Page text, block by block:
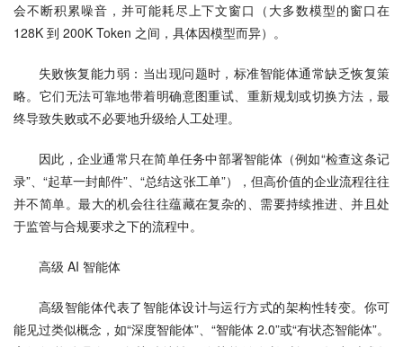
会不断积累噪音，并可能耗尽上下文窗口（大多数模型的窗口在
128K 到 200K Token 之间，具体因模型而异）。
失败恢复能力弱：当出现问题时，标准智能体通常缺乏恢复策
略。它们无法可靠地带着明确意图重试、重新规划或切换方法，最
终导致失败或不必要地升级给人工处理。
因此，企业通常只在简单任务中部署智能体（例如“检查这条记
录”、“起草一封邮件”、“总结这张工单”），但高价值的企业流程往往
并不简单。最大的机会往往蕴藏在复杂的、需要持续推进、并且处
于监管与合规要求之下的流程中。
高级 AI 智能体
高级智能体代表了智能体设计与运行方式的架构性转变。你可
能见过类似概念，如“深度智能体”、“智能体 2.0”或“有状态智能体”。